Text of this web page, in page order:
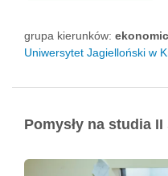
grupa kierunków:
Uniwersytet Jagielloński w
Pomysły na studia